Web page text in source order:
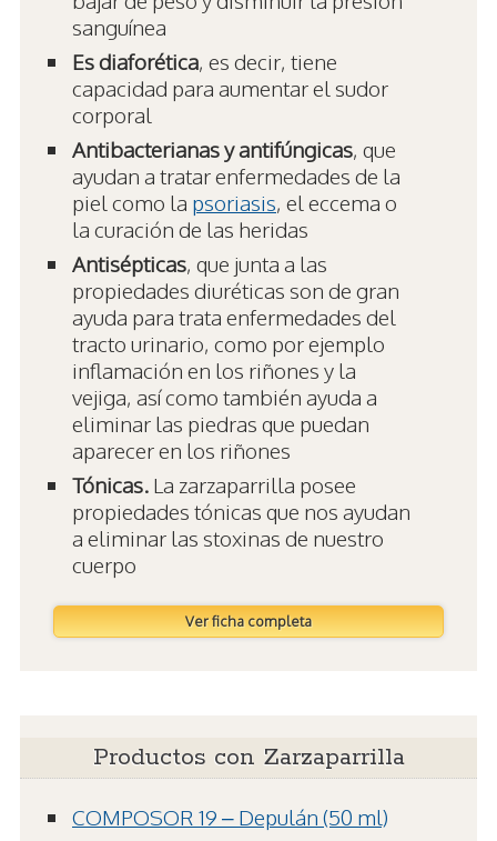
sanguínea
Es diaforética, es decir, tiene
capacidad para aumentar el sudor
corporal
Antibacterianas y antifúngicas, que
ayudan a tratar enfermedades de la
piel como la psoriasis, el eccema o
la curación de las heridas
Antisépticas, que junta a las
propiedades diuréticas son de gran
ayuda para trata enfermedades del
tracto urinario, como por ejemplo
inflamación en los riñones y la
vejiga, así como también ayuda a
eliminar las piedras que puedan
aparecer en los riñones
Tónicas. La zarzaparrilla posee
propiedades tónicas que nos ayudan
a eliminar las stoxinas de nuestro
cuerpo
Ver ficha completa
Productos con Zarzaparrilla
COMPOSOR 19 – Depulán (50 ml)